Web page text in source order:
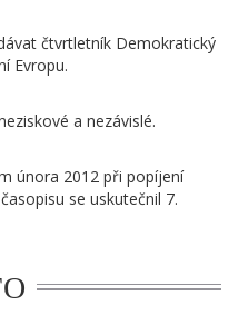
čtvrtletník Demokratický
Evropu.
a nezávislé.
února 2012 při popíjení
se uskutečnil 7.